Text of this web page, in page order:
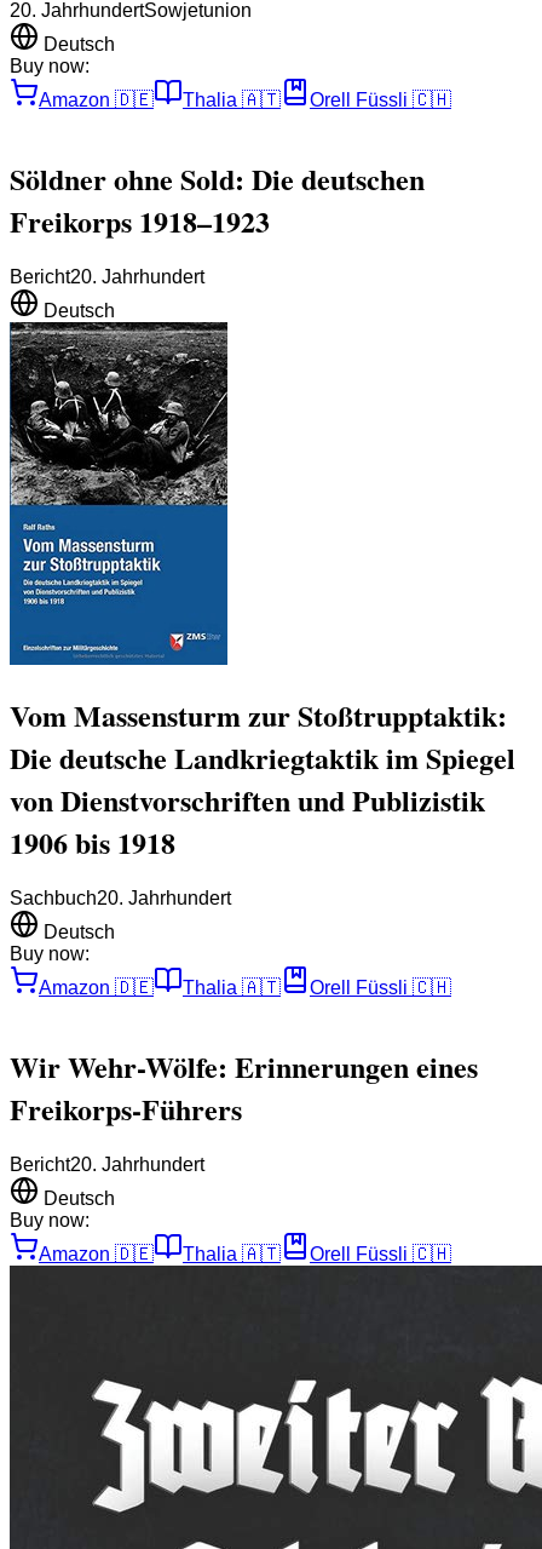
20. JahrhundertSowjetunion
Deutsch
Buy now:
Amazon 🇩🇪 Thalia 🇦🇹 Orell Füssli 🇨🇭
Söldner ohne Sold: Die deutschen
Freikorps 1918–1923
Bericht20. Jahrhundert
Deutsch
Vom Massensturm zur Stoßtrupptaktik:
Die deutsche Landkriegtaktik im Spiegel
von Dienstvorschriften und Publizistik
1906 bis 1918
Sachbuch20. Jahrhundert
Deutsch
Buy now:
Amazon 🇩🇪 Thalia 🇦🇹 Orell Füssli 🇨🇭
Wir Wehr-Wölfe: Erinnerungen eines
Freikorps-Führers
Bericht20. Jahrhundert
Deutsch
Buy now:
Amazon 🇩🇪 Thalia 🇦🇹 Orell Füssli 🇨🇭